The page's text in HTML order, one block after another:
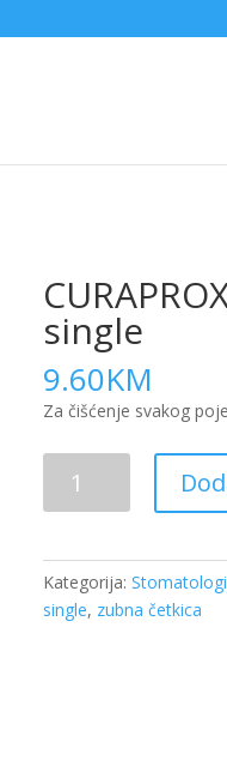
single
9.60KM
Za čišćenje svakog
single
količina
Kategorija:
single, zubna četkica